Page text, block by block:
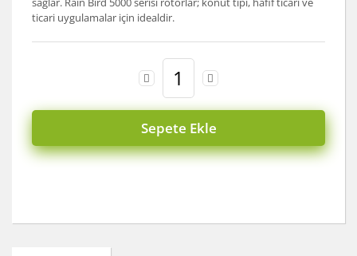
ticari uygulamalar için idealdir.
Sepete Ekle